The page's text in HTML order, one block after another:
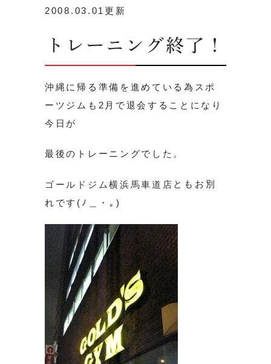
2008.03.01更新
トレーニング終了！
沖縄に帰る準備を進めている為スポ
ーツジムも2月で退会することになり
今日が
最後のトレーニングでした。
ゴールドジム横浜馬車道店 ともお別
れです(ﾉ＿・｡)